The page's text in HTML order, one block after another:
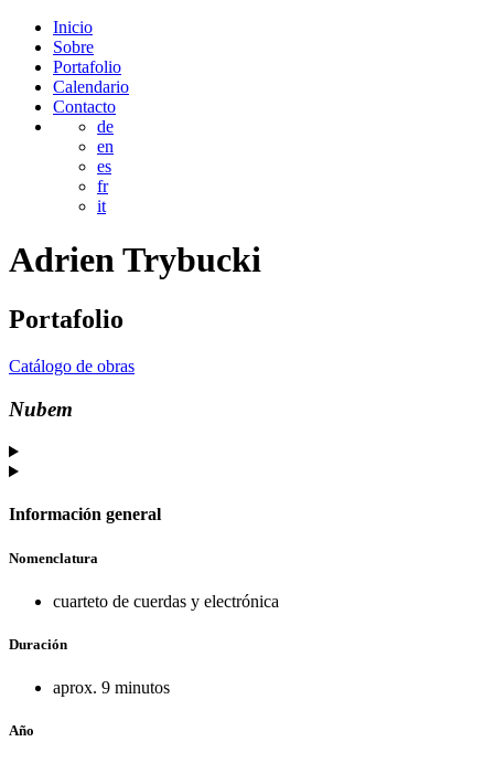
Inicio
Sobre
Portafolio
Calendario
Contacto
de
en
es
fr
it
AdrienTrybucki
Portafolio
Catálogo de obras
Nubem
Información general
Nomenclatura
cuarteto de cuerdas y electrónica
Duración
aprox. 9 minutos
Año